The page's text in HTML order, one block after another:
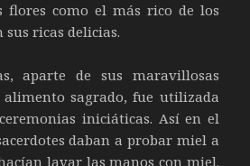
flores como el más rico de los
sus ricas delicias.
aparte de sus maravillosas
alimento sagrado, fue utilizada
iniciáticas. Así en el
daban a probar miel a
lavar las manos con miel.